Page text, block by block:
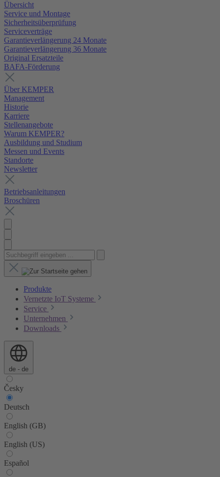
Übersicht
Service und Montage
Sicherheitsüberprüfung
Serviceverträge
Garantieverlängerung 24 Monate
Garantieverlängerung 36 Monate
Original Ersatzteile
BAFA-Förderung
Über KEMPER
Management
Historie
Karriere
Stellenangebote
Warum KEMPER?
Ausbildung und Studium
Messen und Events
Standorte
Newsletter
Betriebsanleitungen
Broschüren
Produkte
Vernetzte IoT Systeme
Service
Unternehmen
Downloads
de - de
Česky
Deutsch
English (GB)
English (US)
Español